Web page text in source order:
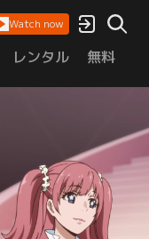
Watch now
レンタル 無料